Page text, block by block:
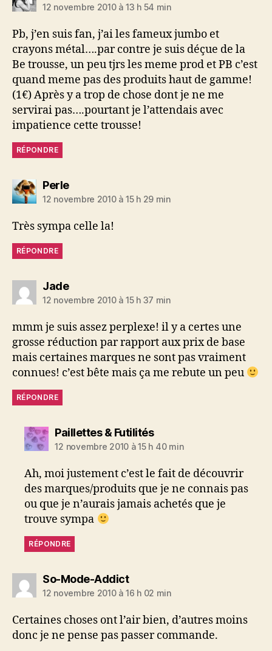
12 novembre 2010 à 13 h 54 min
Pb, j’en suis fan, j’ai les fameux jumbo et
crayons métal….par contre je suis déçue de la
Be trousse, un peu tjrs les meme prod et PB c’est
quand meme pas des produits haut de gamme!
(1€) Après y a trop de chose dont je ne me
servirai pas….pourtant je l’attendais avec
impatience cette trousse!
RÉPONDRE
Perledit :
12 novembre 2010 à 15 h 29 min
Très sympa celle la!
RÉPONDRE
Jadedit :
12 novembre 2010 à 15 h 37 min
mmm je suis assez perplexe! il y a certes une
grosse réduction par rapport aux prix de base
mais certaines marques ne sont pas vraiment
connues! c’est bête mais ça me rebute un peu
RÉPONDRE
Paillettes & Futilitésdit :
12 novembre 2010 à 15 h 40 min
Ah, moi justement c’est le fait de découvrir
des marques/produits que je ne connais pas
ou que je n’aurais jamais achetés que je
trouve sympa
RÉPONDRE
So-Mode-Addictdit :
12 novembre 2010 à 16 h 02 min
Certaines choses ont l’air bien, d’autres moins
donc je ne pense pas passer commande.